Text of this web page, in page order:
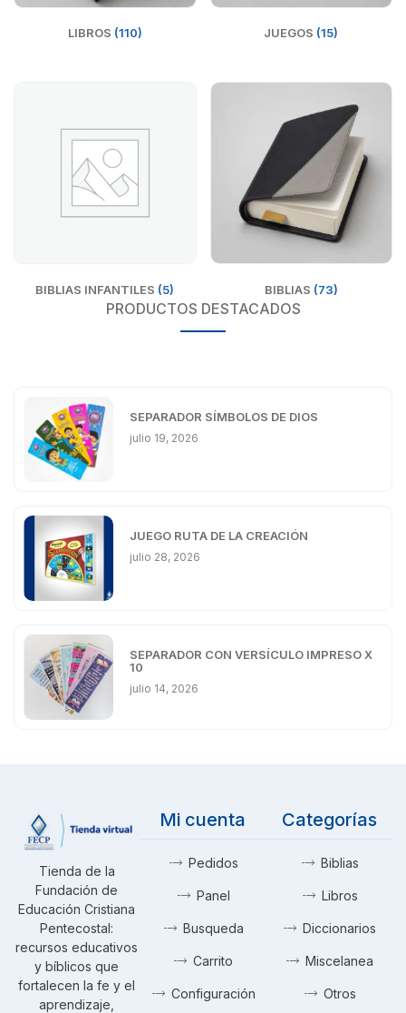
LIBROS (110) JUEGOS (15)
BIBLIAS INFANTILES (5) BIBLIAS (73)
PRODUCTOS DESTACADOS
SEPARADOR SÍMBOLOS DE DIOS
julio 19, 2026
JUEGO RUTA DE LA CREACIÓN
julio 28, 2026
SEPARADOR CON VERSÍCULO IMPRESO X
10
julio 14, 2026
Tienda de la
Fundación de
Educación Cristiana
Pentecostal:
recursos educativos
y bíblicos que
fortalecen la fe y el
aprendizaje,
Mi cuenta
Pedidos
Panel
Busqueda
Carrito
Configuración
Categorías
Biblias
Libros
Diccionarios
Miscelanea
Otros